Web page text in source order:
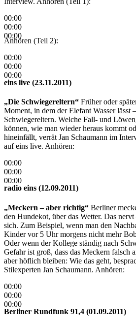
00:00
00:00
00:00
Anhören (Teil 2):
00:00
00:00
00:00
eins live (23.11.2011)
„Die Schwiegereltern“ Früher oder
Moment, in dem der Elefant Wasser lässt
Schwiegereltern. Welche Fall- und
können, wie man wieder heraus kommt
hineinfällt, verrät Jan Schaumann im
auf eins live. Anhören:
00:00
00:00
00:00
radio eins (12.09.2011)
„Meckern – aber richtig“ Berliner
den Hundekot, über das Wetter. Das
sich. Zum Beispiel, wenn man den
Kinder vor 5 Uhr morgens nicht mehr
Oder wenn der Kollege ständig nach
Gefahr ist groß, dass das Meckern falsch
aber höflich bleiben: Wie das geht,
Stilexperten Jan Schaumann. Anhören:
00:00
00:00
00:00
Berliner Rundfunk 91,4 (01.09.2011)